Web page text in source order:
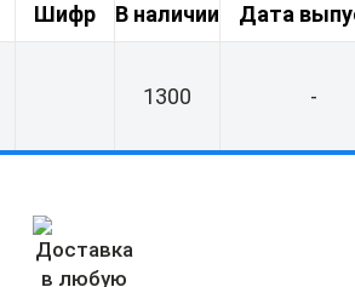
Шифр В наличии Дата
1300 -